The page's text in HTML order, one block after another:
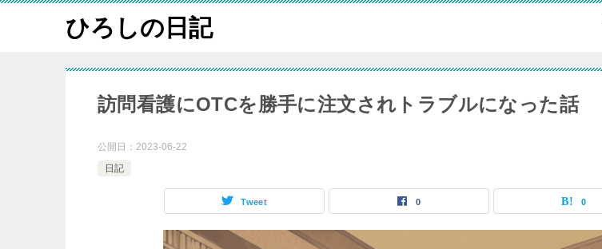
ひろしの日記
訪問看護にOTCを勝手に注文されトラブルになった話
公開日： 2023-06-22
日記
Tweet 0 0